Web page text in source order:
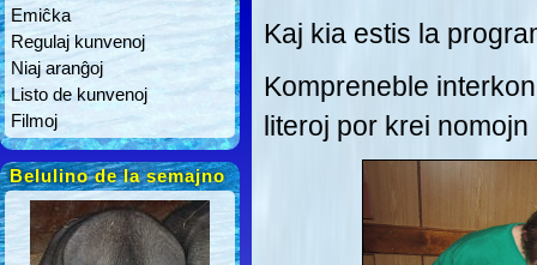
Emiĉka
Regulaj kunvenoj
Niaj aranĝoj
Listo de kunvenoj
Filmoj
Belulino de la semajno
Kaj kia estis la
Kompreneble
literoj por krei